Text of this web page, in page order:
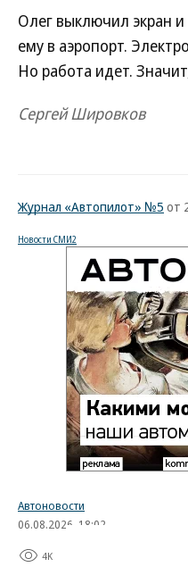
Олег выключил экран и
ему в аэропорт.
Но работа идет.
Сергей Шировков
Журнал «Автопилот» №5 от
Новости СМИ2
Автоновости
06.08.2026, 18:02
4K